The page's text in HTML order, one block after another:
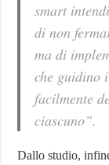
smart
di non
ma di
che guidino
facilmente
ciascuno”.
Dallo studio,